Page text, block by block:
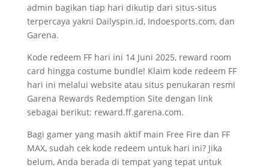
admin bagikan tiap hari dikutip dari situs-situs
terpercaya yakni Dailyspin.id, Indoesports.com, dan
Garena.
Kode redeem FF hari ini 14 Juni 2025, reward room
card hingga costume bundle! Klaim kode redeem FF
hari ini melalui website atau situs penukaran resmi
Garena Rewards Redemption Site dengan link
sebagai berikut: reward.ff.garena.com.
Bagi gamer yang masih aktif main Free Fire dan FF
MAX, sudah cek kode redeem untuk hari ini? Jika
belum, Anda berada di tempat yang tepat untuk